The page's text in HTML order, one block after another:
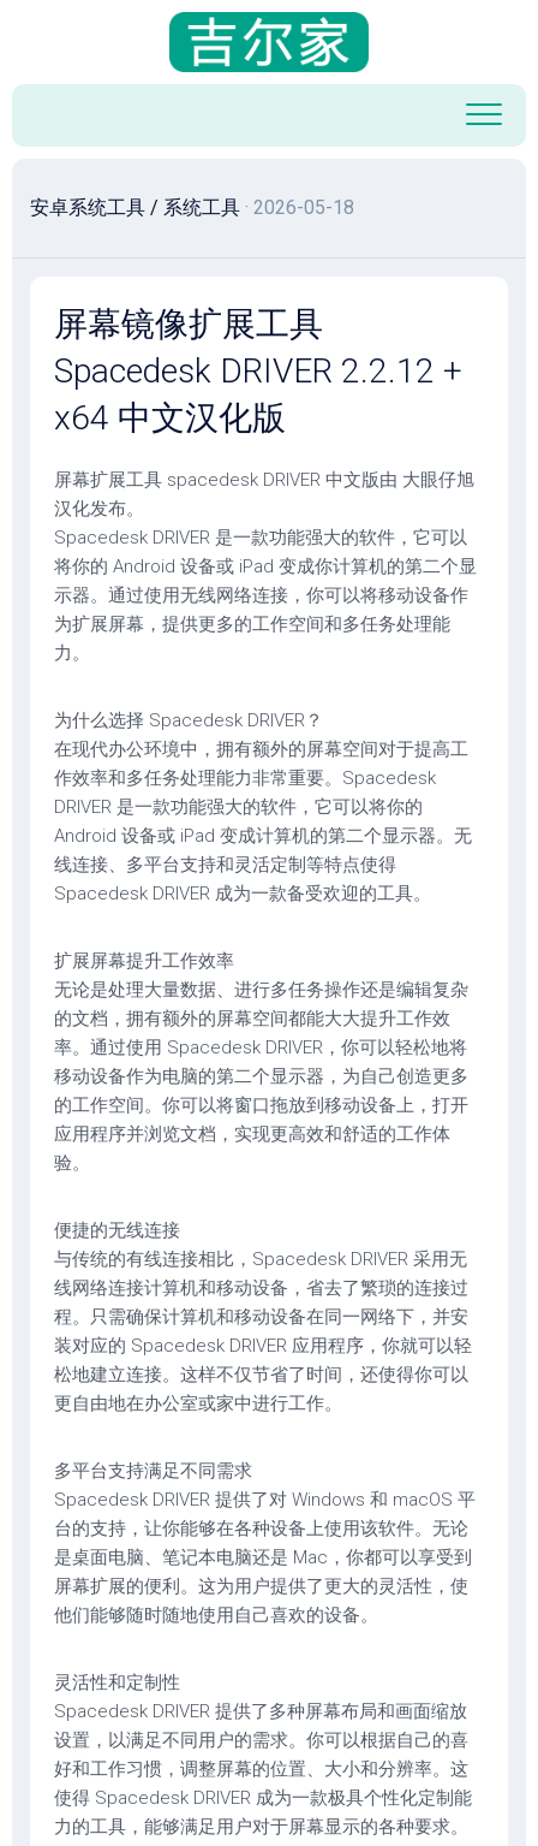
容
安卓系统工具 / 系统工具 · 2026-05-18
屏幕镜像扩展工具
Spacedesk DRIVER 2.2.12 +
x64 中文汉化版
屏幕扩展工具 spacedesk DRIVER 中文版由 大眼仔旭
汉化发布。
Spacedesk DRIVER 是一款功能强大的软件，它可以
将你的 Android 设备或 iPad 变成你计算机的第二个显
示器。通过使用无线网络连接，你可以将移动设备作
为扩展屏幕，提供更多的工作空间和多任务处理能
力。
为什么选择 Spacedesk DRIVER？
在现代办公环境中，拥有额外的屏幕空间对于提高工
作效率和多任务处理能力非常重要。Spacedesk
DRIVER 是一款功能强大的软件，它可以将你的
Android 设备或 iPad 变成计算机的第二个显示器。无
线连接、多平台支持和灵活定制等特点使得
Spacedesk DRIVER 成为一款备受欢迎的工具。
扩展屏幕提升工作效率
无论是处理大量数据、进行多任务操作还是编辑复杂
的文档，拥有额外的屏幕空间都能大大提升工作效
率。通过使用 Spacedesk DRIVER，你可以轻松地将
移动设备作为电脑的第二个显示器，为自己创造更多
的工作空间。你可以将窗口拖放到移动设备上，打开
应用程序并浏览文档，实现更高效和舒适的工作体
验。
便捷的无线连接
与传统的有线连接相比，Spacedesk DRIVER 采用无
线网络连接计算机和移动设备，省去了繁琐的连接过
程。只需确保计算机和移动设备在同一网络下，并安
装对应的 Spacedesk DRIVER 应用程序，你就可以轻
松地建立连接。这样不仅节省了时间，还使得你可以
更自由地在办公室或家中进行工作。
多平台支持满足不同需求
Spacedesk DRIVER 提供了对 Windows 和 macOS 平
台的支持，让你能够在各种设备上使用该软件。无论
是桌面电脑、笔记本电脑还是 Mac，你都可以享受到
屏幕扩展的便利。这为用户提供了更大的灵活性，使
他们能够随时随地使用自己喜欢的设备。
灵活性和定制性
Spacedesk DRIVER 提供了多种屏幕布局和画面缩放
设置，以满足不同用户的需求。你可以根据自己的喜
好和工作习惯，调整屏幕的位置、大小和分辨率。这
使得 Spacedesk DRIVER 成为一款极具个性化定制能
力的工具，能够满足用户对于屏幕显示的各种要求。